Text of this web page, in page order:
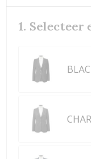
1. Selecteer